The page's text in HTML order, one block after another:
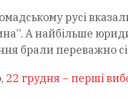
русі
А найбільше
брали переважно
22 грудня – перші